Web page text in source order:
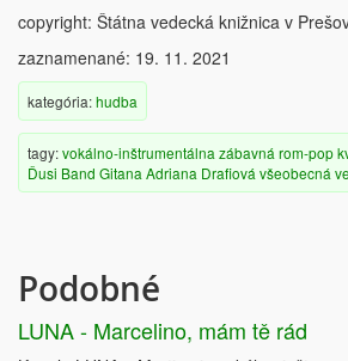
copyright: Štátna vedecká knižnica v
zaznamenané: 19. 11. 2021
kategória:hudba
tagy:vokálno-inštrumentálna zábavná rom-pop
Ďusi Band Gitana Adriana Drafiová všeobecná
Podobné
LUNA - Marcelino, mám tě rád